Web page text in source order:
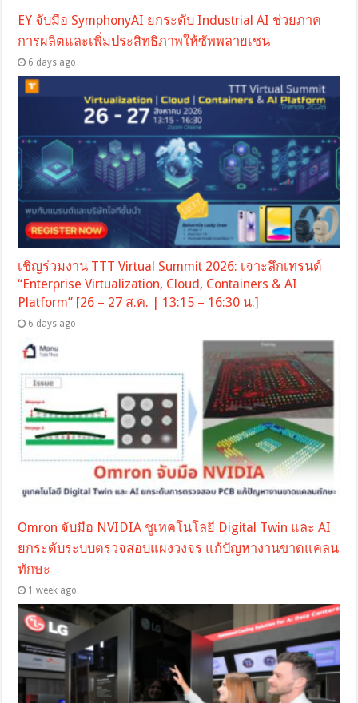
EY จับมือ SymphonyAI ยกระดับ Industrial AI ช่วยภาค
การผลิตและเพิ่มประสิทธิภาพให้ซัพพลายเชน
6 days ago
เชิญร่วมงาน TTT Virtual Summit 2026: เจาะลึกเทรนด์
“Enterprise Virtualization, Cloud, Containers & AI
Platform” [26 – 27 ส.ค. | 13:15 – 16:30 น.]
6 days ago
Omron จับมือ NVIDIA ชูเทคโนโลยี Digital Twin และ AI
ยกระดับระบบตรวจสอบแผงวงจร แก้ปัญหางานขาดแคลน
ทักษะ
1 week ago